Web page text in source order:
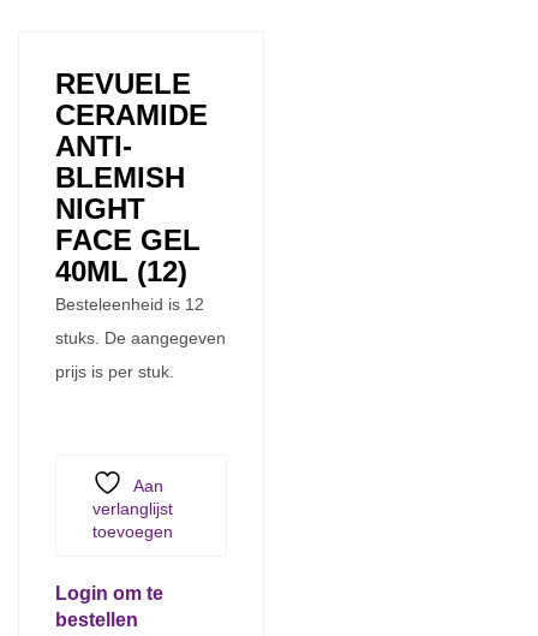
REVUELE
CERAMIDE
ANTI-
BLEMISH
NIGHT
FACE GEL
40ML (12)
Besteleenheid is 12
stuks. De aangegeven
prijs is per stuk.
Aan
verlanglijst
toevoegen
Login om te
bestellen